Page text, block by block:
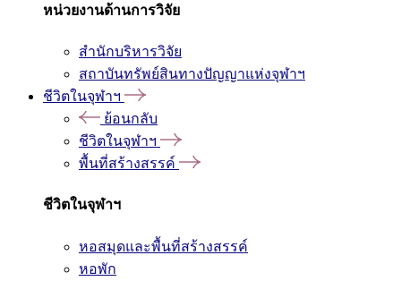
หน่วยงานด้านการวิจัย
สำนักบริหารวิจัย
สถาบันทรัพย์สินทางปัญญาแห่งจุฬาฯ
ชีวิตในจุฬาฯ
ย้อนกลับ
ชีวิตในจุฬาฯ
พื้นที่สร้างสรรค์
ชีวิตในจุฬาฯ
หอสมุดและพื้นที่สร้างสรรค์
หอพัก